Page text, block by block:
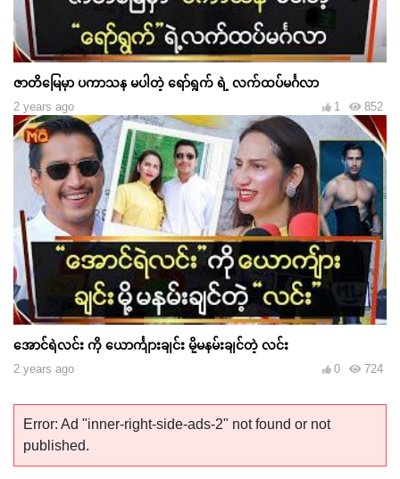
ဇာတိမြေမှာ ပကာသန မပါတဲ့ ရော်ရွက် ရဲ့ လက်ထပ်မင်္ဂလာ
2 years ago 852
1
အောင်ရဲလင်း ကို ယောင်္ကျားချင်း မို့မနမ်းချင်တဲ့ လင်း
2 years ago 724
0
Error: Ad "inner-right-side-ads-2" not found or not
published.